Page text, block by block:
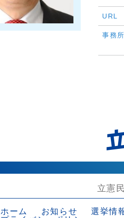
URL
事務所
立憲
ホーム お知らせ 選挙情